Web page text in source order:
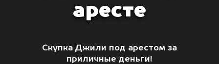
аресте
Скупка Джили под арестом за
приличные деньги!